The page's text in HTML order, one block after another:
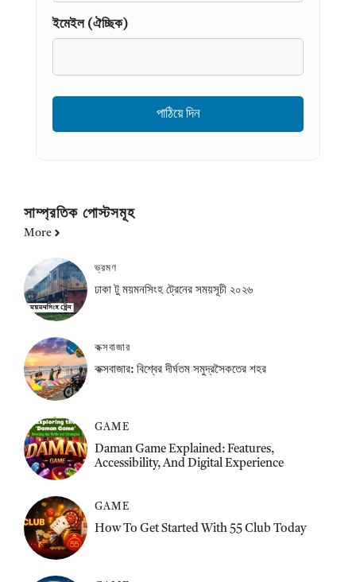
ইমেইল (ঐচ্ছিক)
সাম্প্রতিক পোস্টসমূহ
More
ভ্রমণ
ঢাকা টু ময়মনসিংহ ট্রেনের সময়সূচী ২০২৬
কক্সবাজার
কক্সবাজার: বিশ্বের দীর্ঘতম সমুদ্রসৈকতের শহর
GAME
Daman Game Explained: Features,
Accessibility, And Digital Experience
GAME
How To Get Started With 55 Club Today